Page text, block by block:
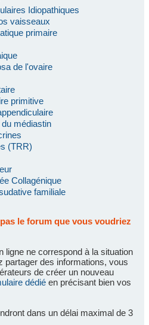
Idiopathiques
vaisseaux
primaire
de l'ovaire
primitive
médiastin
(TRR)
Collagénique
familiale
le forum que vous voudriez
ligne ne correspond à la situation
partager des informations, vous
de créer un nouveau
dédié en précisant bien vos
dans un délai maximal de 3